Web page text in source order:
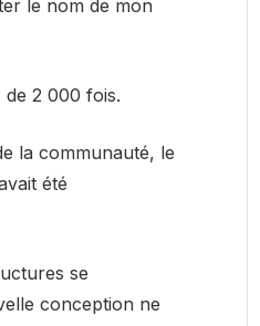
le nom de mon
de 2 000 fois.
la communauté, le
été
se
conception ne